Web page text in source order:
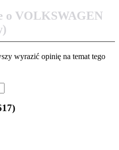
o VOLKSWAGEN
wyrazić opinię na temat tego